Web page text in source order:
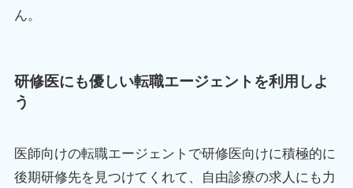
ん。
研修医にも優しい転職エージェントを利用しよ
う
医師向けの転職エージェントで研修医向けに積極的に
後期研修先を見つけてくれて、自由診療の求人にも力